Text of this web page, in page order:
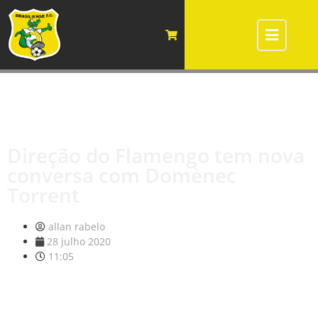
allan rabelo
28 julho 2020
11:05